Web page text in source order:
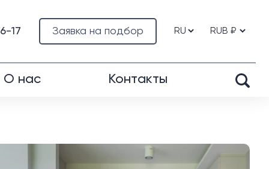
Заявка на подбор
17
О нас Контакты